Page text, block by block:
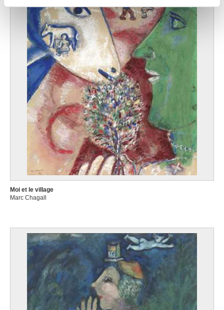
partageons également des informations sur l'utilisation de
notre site avec nos partenaires de médias sociaux, de
publicité et d'analyse, qui peuvent combiner celles-ci
avec d'autres informations que vous leur avez fournies
ou qu'ils ont collectées lors de votre utilisation de leurs
services.
Moi et le village
Marc Chagall